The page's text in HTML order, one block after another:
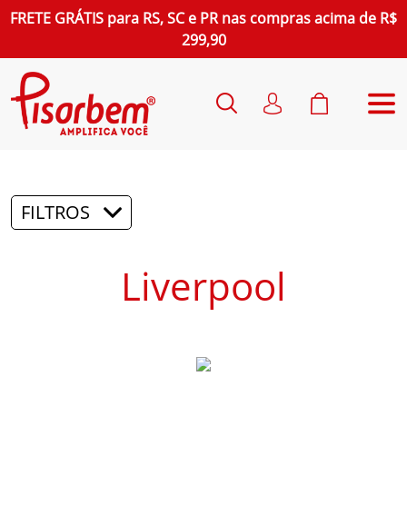
FRETE GRÁTIS para RS, SC e PRnas compras acima de R$
299,90
FILTROS
Liverpool